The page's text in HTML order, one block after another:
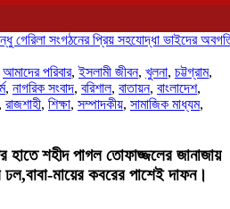
সংগঠনের প্রিয় সহযোদ্ধা ভাইদের অবগতির
আমাদের পরিবার,ইসলামী জীবন, খুলনা, চট্টগ্রাম,
, নাগরিক সংবাদ, বরিশাল, বাতায়ন, বাংলাদেশ,
রাজশাহী, শিক্ষা, সম্পাদকীয়, সামাজিক মাধ্যম,
হাতে শহীদ পাগল তোফাজ্জলের জানাজায়
মায়ের কবরের পাশেই দাফন।